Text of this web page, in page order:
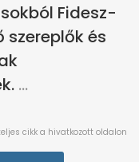
Fidesz-
szereplők és